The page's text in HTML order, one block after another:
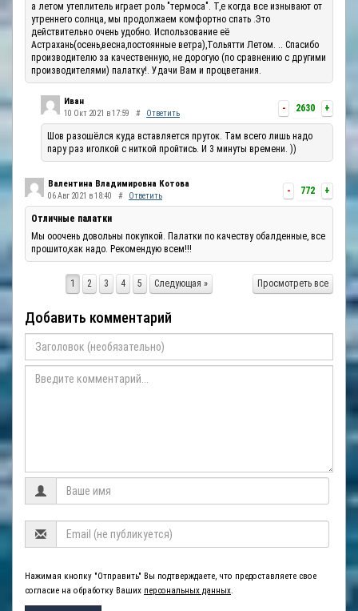
а летом утеплитель играет роль "термоса". Т,е когда все изнывают от
утреннего солнца, мы продолжаем комфортно спать .Это
действительно очень удобно. Использование её
Астрахань(осень,весна,постоянные ветра),Тольятти Летом. .. Спасибо
производителю за качественную, не дорогую (по сравнению с другими
производителями) палатку!. Удачи Вам и процветания.
- 2630 +
Иван
10 Окт 2021 в 17:59 # Ответить
Шов разошёлся куда вставляется пруток. Там всего лишь надо
пару раз иголкой с ниткой пройтись. И 3 минуты времени. ))
- 772 +
Валентина Владимировна Котова
06 Авг 2021 в 18:40 # Ответить
Отличные палатки
Мы ооочень довольны покупкой. Палатки по качеству обалденные, все
прошито,как надо. Рекомендую всем!!!
Просмотреть все
1 2 3 4 5 Следующая »
Добавить комментарий
Нажимая кнопку "Отправить" Вы подтверждаете, что предоставляете свое
согласие на обработку Ваших персональных данных.